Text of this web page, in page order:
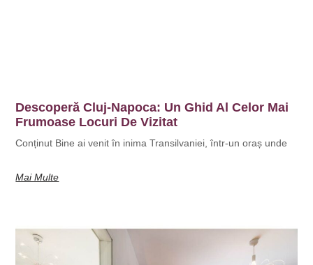
Descoperă Cluj-Napoca: Un Ghid Al Celor Mai
Frumoase Locuri De Vizitat
Conținut Bine ai venit în inima Transilvaniei, într-un oraș unde
Mai Multe